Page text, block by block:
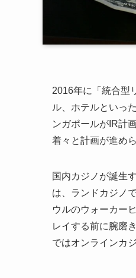
2016年に「統合型
ル、ホテルといっ
ンガポールがIR計
着々と計画が進め
国内カジノが誕生
は、ランドカジノ
ウルのウォーカー
レイする前に腕磨
ではオンラインカ